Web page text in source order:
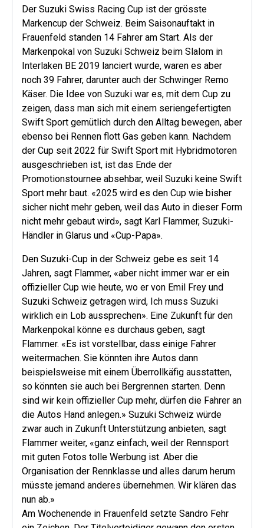
Der Suzuki Swiss Racing Cup ist der grösste
Markencup der Schweiz. Beim Saisonauftakt in
Frauenfeld standen 14 Fahrer am Start. Als der
Markenpokal von Suzuki Schweiz beim Slalom in
Interlaken BE 2019 lanciert wurde, waren es aber
noch 39 Fahrer, darunter auch der Schwinger Remo
Käser. Die Idee von Suzuki war es, mit dem Cup zu
zeigen, dass man sich mit einem seriengefertigten
Swift Sport gemütlich durch den Alltag bewegen, aber
ebenso bei Rennen flott Gas geben kann. Nachdem
der Cup seit 2022 für Swift Sport mit Hybridmotoren
ausgeschrieben ist, ist das Ende der
Promotionstournee absehbar, weil Suzuki keine Swift
Sport mehr baut. «2025 wird es den Cup wie bisher
sicher nicht mehr geben, weil das Auto in dieser Form
nicht mehr gebaut wird», sagt Karl Flammer, Suzuki-
Händler in Glarus und «Cup-Papa».
Den Suzuki-Cup in der Schweiz gebe es seit 14
Jahren, sagt Flammer, «aber nicht immer war er ein
offizieller Cup wie heute, wo er von Emil Frey und
Suzuki Schweiz getragen wird, Ich muss Suzuki
wirklich ein Lob aussprechen». Eine Zukunft für den
Markenpokal könne es durchaus geben, sagt
Flammer. «Es ist vorstellbar, dass einige Fahrer
weitermachen. Sie könnten ihre Autos dann
beispielsweise mit einem Überrollkäfig ausstatten,
so könnten sie auch bei Bergrennen starten. Denn
sind wir kein offizieller Cup mehr, dürfen die Fahrer an
die Autos Hand anlegen.» Suzuki Schweiz würde
zwar auch in Zukunft Unterstützung anbieten, sagt
Flammer weiter, «ganz einfach, weil der Rennsport
mit guten Fotos tolle Werbung ist. Aber die
Organisation der Rennklasse und alles darum herum
müsste jemand anderes übernehmen. Wir klären das
nun ab.»
Am Wochenende in Frauenfeld setzte Sandro Fehr